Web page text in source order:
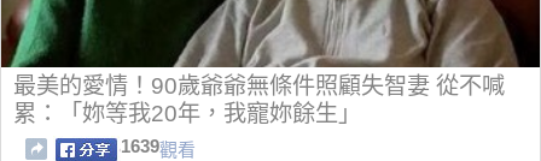
最美的愛情！90歲爺爺無條件照顧失智妻 從不喊
累：「妳等我20年，我寵妳餘生」
1639觀看